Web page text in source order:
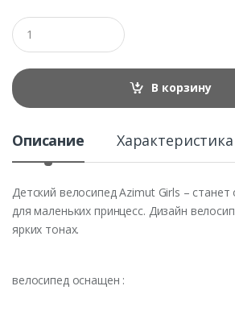
Q
u
a
t
i
В корзину
Описание Характеристика
Детский велосипед Azimut Girls –
для маленьких принцесс. Дизайн
ярких тонах.
велосипед оснащен :